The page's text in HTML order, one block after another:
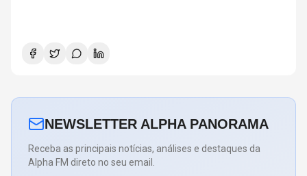
NEWSLETTER ALPHA PANORAMA
Receba as principais notícias, análises e destaques da
Alpha FM direto no seu email.